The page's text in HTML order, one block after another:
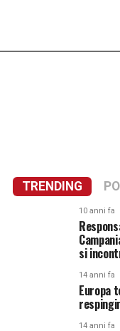
TRENDING
10 anni fa
si
14 anni fa
Europa
14 anni fa